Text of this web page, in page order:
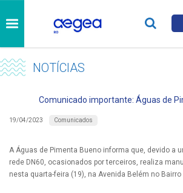
NOTÍCIAS
Comunicado importante: Águas de
19/04/2023 Comunicados
A Águas de Pimenta Bueno informa que, devido a
rede DN60, ocasionados por terceiros, realiza
nesta quarta-feira (19), na Avenida Belém no Bairro